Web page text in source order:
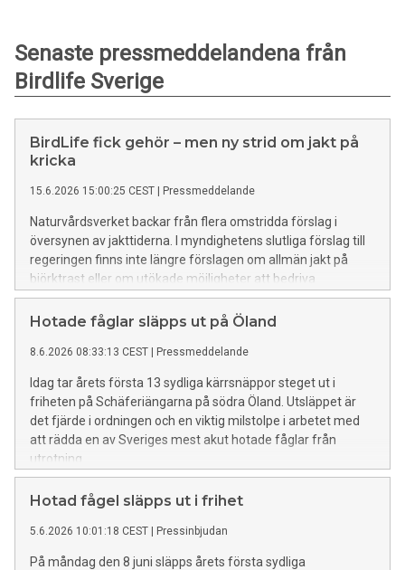
Senaste pressmeddelandena från
Birdlife Sverige
BirdLife fick gehör – men ny strid om jakt på
kricka
15.6.2026 15:00:25 CEST Pressmeddelande
Naturvårdsverket backar från flera omstridda förslag i
översynen av jakttiderna. I myndighetens slutliga förslag till
regeringen finns inte längre förslagen om allmän jakt på
björktrast eller om utökade möjligheter att bedriva
skyddsjakt på talgoxe, hus- och ladusvala.
Hotade fåglar släpps ut på Öland
8.6.2026 08:33:13 CEST Pressmeddelande
Idag tar årets första 13 sydliga kärrsnäppor steget ut i
friheten på Schäferiängarna på södra Öland. Utsläppet är
det fjärde i ordningen och en viktig milstolpe i arbetet med
att rädda en av Sveriges mest akut hotade fåglar från
utrotning.
Hotad fågel släpps ut i frihet
5.6.2026 10:01:18 CEST Pressinbjudan
På måndag den 8 juni släpps årets första sydliga